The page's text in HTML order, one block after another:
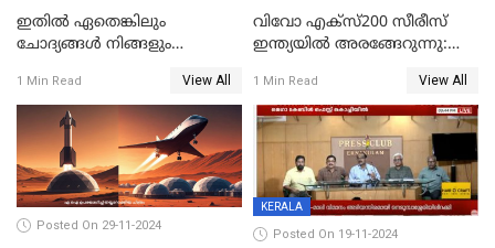
ഇതിൽ ഏതെങ്കിലും
ചോദ്യങ്ങൾ നിങ്ങളും
ഗൂഗിളിൽ ഏറ്റവുമധികം
ആളുകൾ ചോദിച്ച
ചോദ്യങ്ങൾ
1 Min Read View All
വിവോ എക്‌സ്200 സീരീസ്
ഇന്ത്യയിൽ അരങ്ങേറുന്നു:
ഫീച്ചറുകളും
1 Min Read View All
Posted On 29-11-2024
KERALA
Posted On 19-11-2024